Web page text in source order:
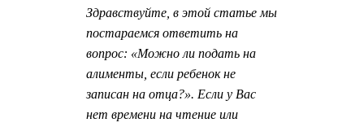
Здравствуйте, в этой статье мы
постараемся ответить на
вопрос: «Можно ли подать на
алименты, если ребенок не
записан на отца?». Если у Вас
нет времени на чтение или